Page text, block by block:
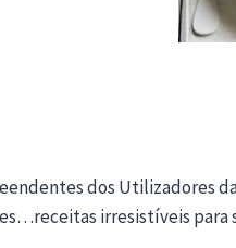
dos Utilizadores
irresistíveis para